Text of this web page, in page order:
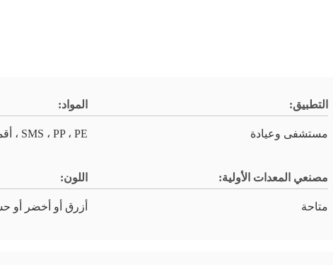
التطبيق:
مستشفى وعيادة
المواد:
SMS ، PP ، PE ، أقمشة غير منسوجة سبونليس
مصنعي المعدات الأولية:
متاحة
اللون:
أزرق أو أخضر